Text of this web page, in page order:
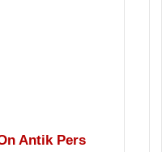
Antik Pers